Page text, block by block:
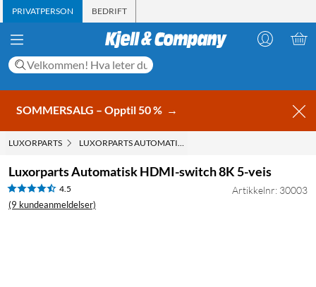
PRIVATPERSON BEDRIFT
SOMMERSALG – Opptil 50 % →
LUXORPARTS LUXORPARTS AUTOMATISK HDMI-SWITCH 8K 5-VEIS
Luxorparts Automatisk HDMI-switch 8K 5-veis
4.5
(9 kundeanmeldelser)
Artikkelnr: 30003